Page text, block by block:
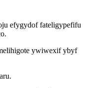
efygydof fateligypefifu
ywiwexif ybyf